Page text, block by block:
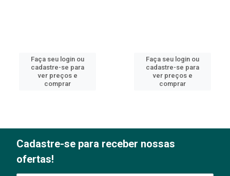
Faça seu login ou
cadastre-se para
ver preços e
comprar
Faça seu login ou
cadastre-se para
ver preços e
comprar
Cadastre-se para receber nossas
ofertas!